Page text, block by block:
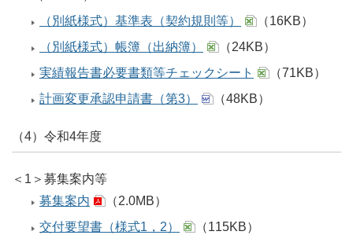
（別紙様式）基準表（契約規則等）
（16KB）
（別紙様式）帳簿（出納簿）
（24KB）
実績報告書必要書類等チェックシート
（71KB）
計画変更承認申請書（第3）
（48KB）
（4）令和4年度
＜1＞募集案内等
募集案内
（2.0MB）
交付要望書（様式1，2）
（115KB）